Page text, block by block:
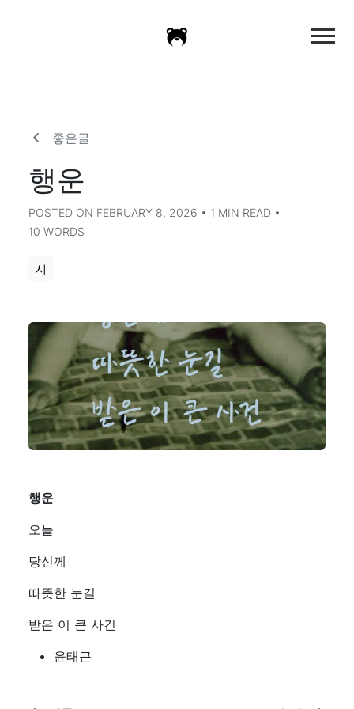
좋은글
행운
POSTED ON FEBRUARY 8, 2026 • 1 MIN READ •
10 WORDS
시
행운
오늘
당신께
따뜻한 눈길
받은 이 큰 사건
윤태근